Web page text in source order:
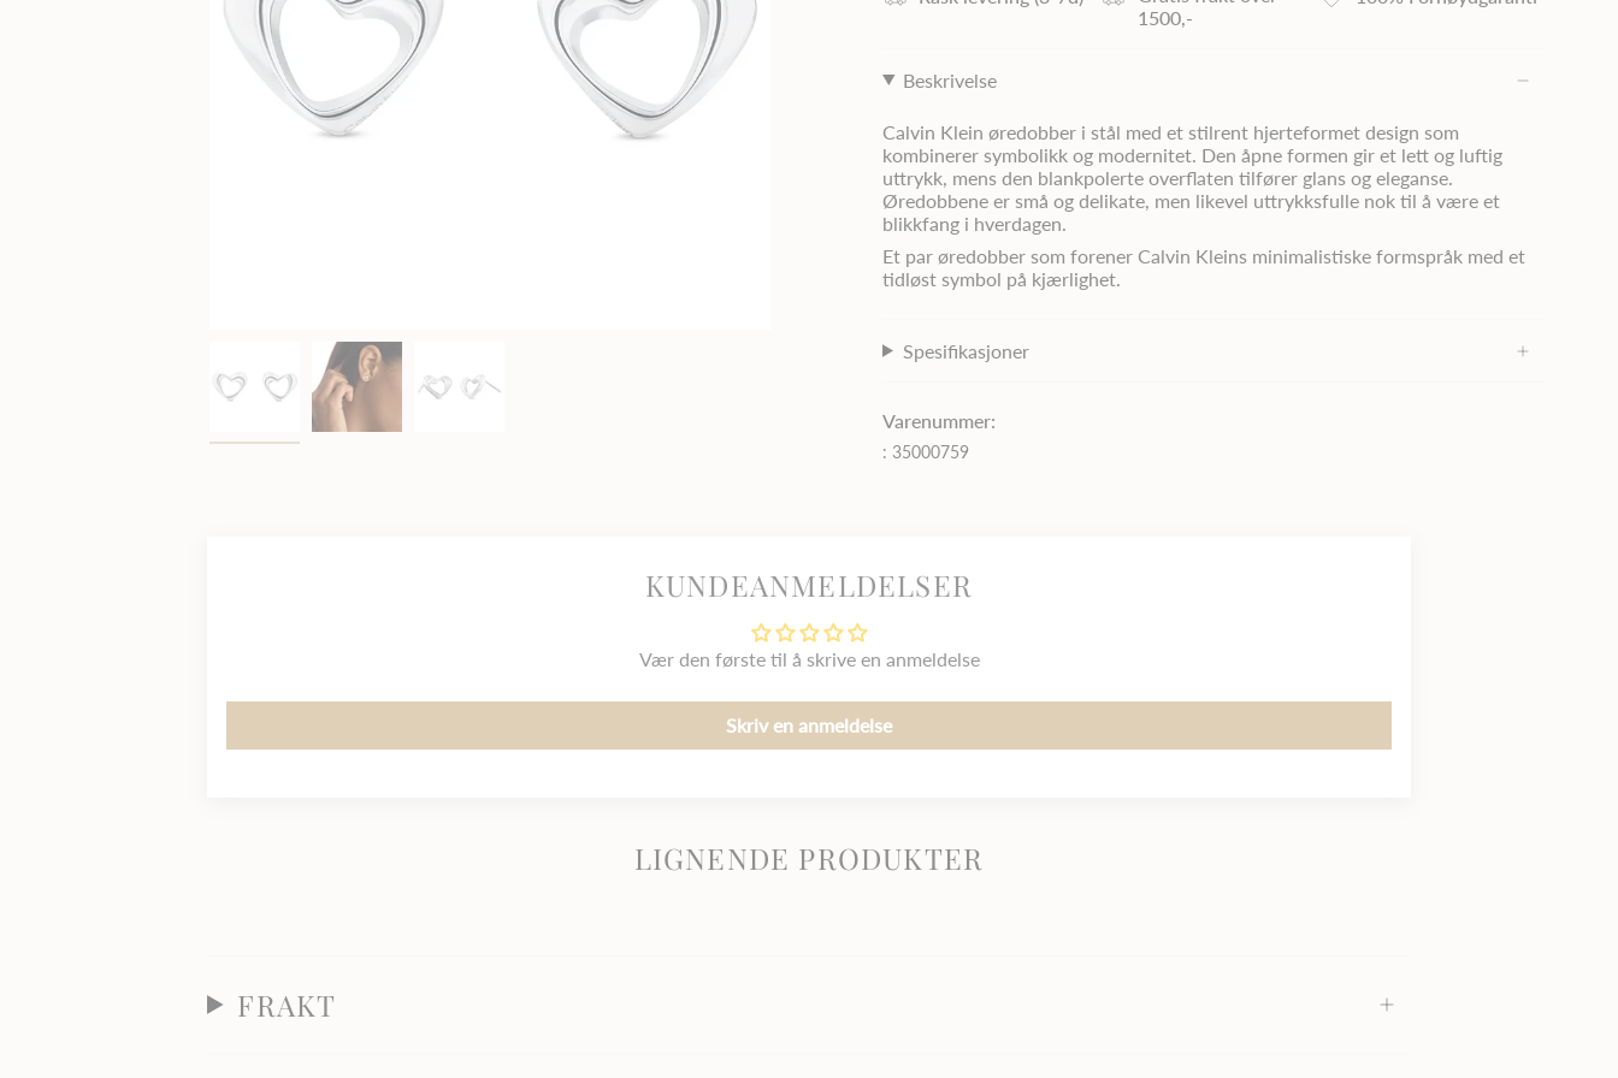
1500,-
Beskrivelse
Calvin Klein øredobber i stål med et stilrent hjerteformet design som
kombinerer symbolikk og modernitet. Den åpne formen gir et lett og luftig
uttrykk, mens den blankpolerte overflaten tilfører glans og eleganse.
Øredobbene er små og delikate, men likevel uttrykksfulle nok til å være et
blikkfang i hverdagen.
Et par øredobber som forener Calvin Kleins minimalistiske formspråk med et
tidløst symbol på kjærlighet.
Spesifikasjoner
Varenummer:
: 35000759
KUNDEANMELDELSER
Vær den første til å skrive en anmeldelse
Skriv en anmeldelse
LIGNENDE PRODUKTER
FRAKT